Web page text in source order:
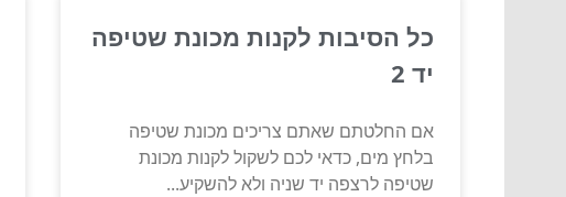
כל הסיבות לקנות מכונת שטיפה
יד 2
אם החלטתם שאתם צריכים מכונת שטיפה
בלחץ מים, כדאי לכם לשקול לקנות מכונת
שטיפה לרצפה יד שניה ולא להשקיע...